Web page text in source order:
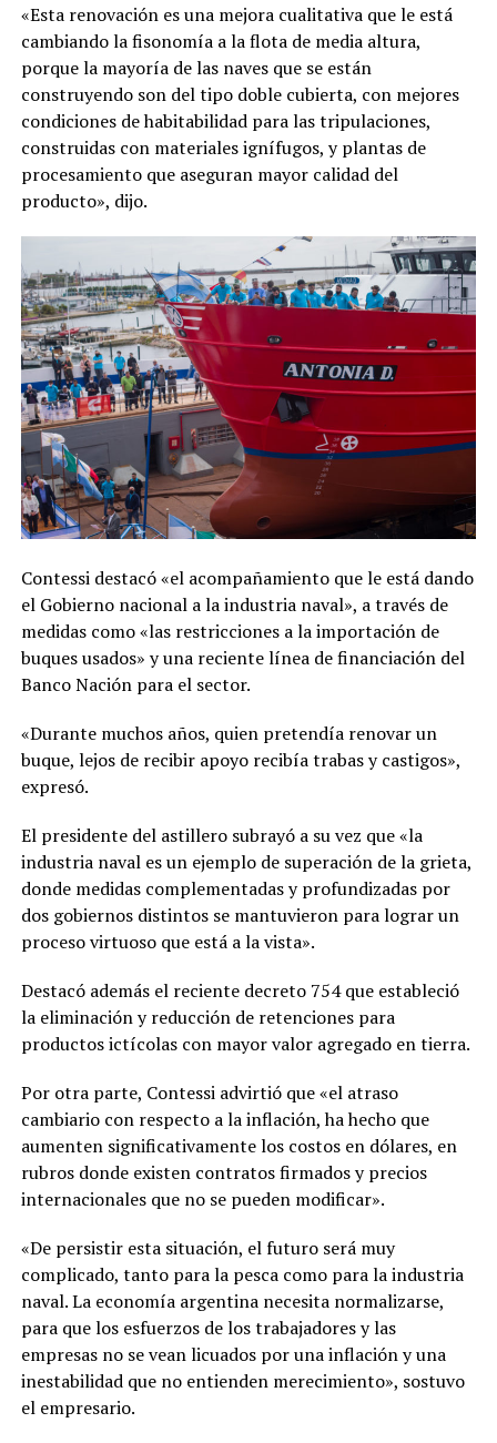
«Esta renovación es una mejora cualitativa que le está
cambiando la fisonomía a la flota de media altura,
porque la mayoría de las naves que se están
construyendo son del tipo doble cubierta, con mejores
condiciones de habitabilidad para las tripulaciones,
construidas con materiales ignífugos, y plantas de
procesamiento que aseguran mayor calidad del
producto», dijo.
Contessi destacó «el acompañamiento que le está dando
el Gobierno nacional a la industria naval», a través de
medidas como «las restricciones a la importación de
buques usados» y una reciente línea de financiación del
Banco Nación para el sector.
«Durante muchos años, quien pretendía renovar un
buque, lejos de recibir apoyo recibía trabas y castigos»,
expresó.
El presidente del astillero subrayó a su vez que «la
industria naval es un ejemplo de superación de la grieta,
donde medidas complementadas y profundizadas por
dos gobiernos distintos se mantuvieron para lograr un
proceso virtuoso que está a la vista».
Destacó además el reciente decreto 754 que estableció
la eliminación y reducción de retenciones para
productos ictícolas con mayor valor agregado en tierra.
Por otra parte, Contessi advirtió que «el atraso
cambiario con respecto a la inflación, ha hecho que
aumenten significativamente los costos en dólares, en
rubros donde existen contratos firmados y precios
internacionales que no se pueden modificar».
«De persistir esta situación, el futuro será muy
complicado, tanto para la pesca como para la industria
naval. La economía argentina necesita normalizarse,
para que los esfuerzos de los trabajadores y las
empresas no se vean licuados por una inflación y una
inestabilidad que no entienden merecimiento», sostuvo
el empresario.